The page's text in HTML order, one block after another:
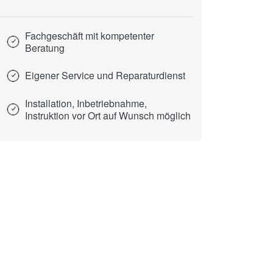
Fachgeschäft mit kompetenter
Beratung
Eigener Service und Reparaturdienst
Installation, Inbetriebnahme,
Instruktion vor Ort auf Wunsch möglich